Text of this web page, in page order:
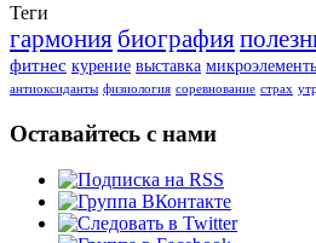
Теги
гармония биография
фитнес курение выставка
антиоксиданты физиология соревнование страх
Оставайтесь с нами